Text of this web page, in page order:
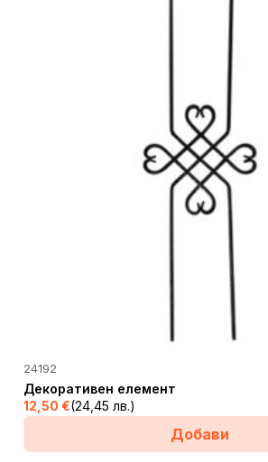
24192
Декоративен елемент
12,50 €(24,45 лв.)
Добави